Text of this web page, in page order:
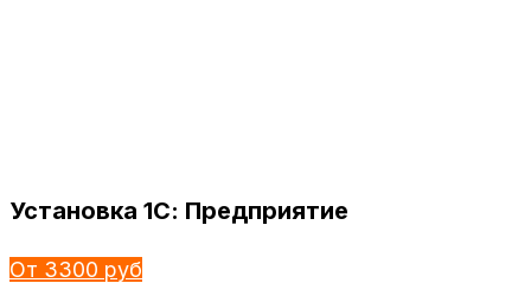
Установка 1С: Предприятие
От 3300 руб